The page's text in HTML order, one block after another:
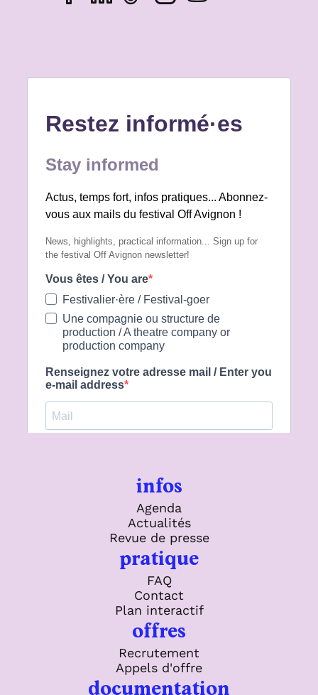
infos
Agenda
Actualités
Revue de presse
pratique
FAQ
Contact
Plan interactif
offres
Recrutement
Appels d'offre
documentation